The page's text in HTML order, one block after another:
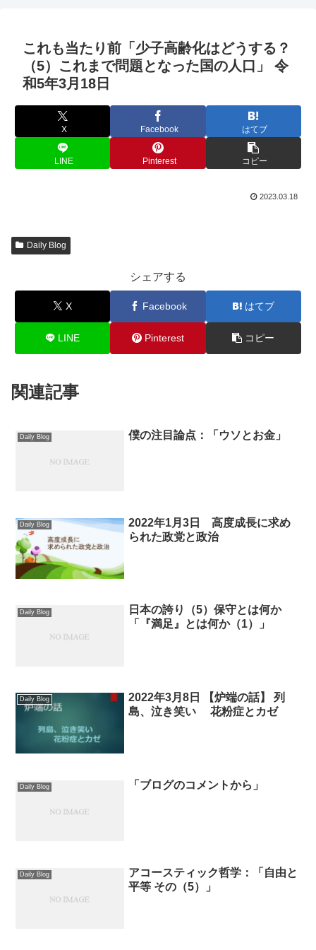
これも当たり前「少子高齢化はどうする？
（5）これまで問題となった国の人口」 令
和5年3月18日
X Facebook はてブ
LINE Pinterest コピー
2023.03.18
Daily Blog
シェアする
X Facebook はてブ
LINE Pinterest コピー
関連記事
Daily Blog 僕の注目論点：「ウソとお金」
Daily Blog
2022年1月3日 高度成長に求め
られた政党と政治
Daily Blog
日本の誇り（5）保守とは何か
「『満足』とは何か（1）」
Daily Blog
2022年3月8日 【炉端の話】 列
島、泣き笑い 花粉症とカゼ
Daily Blog 「ブログのコメントから」
Daily Blog
アコースティック哲学：「自由と
平等 その（5）」